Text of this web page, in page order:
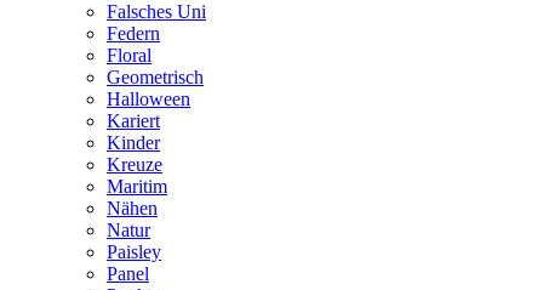
Falsches Uni
Federn
Floral
Geometrisch
Halloween
Kariert
Kinder
Kreuze
Maritim
Nähen
Natur
Paisley
Panel